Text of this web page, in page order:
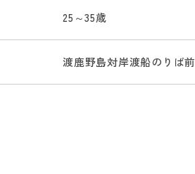
25～35歳
渡鹿野島対岸渡船のりば前